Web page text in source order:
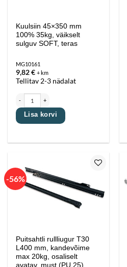
Kuulsiin 45×350 mm
100% 35kg, väikselt
sulguv SOFT, teras
MG10161
9,82€ + km
Tellitav 2-3 nädalat
Lisa korvi
-56%
lemmikutesse
Puitsahtli rullliugur T30
L400 mm, kandevõime
max 20kg, osaliselt
avatav, must (PU 25)